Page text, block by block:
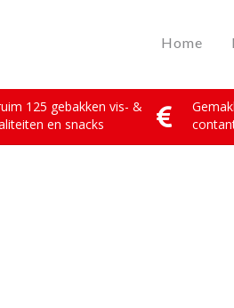
Home
125 gebakken vis- &
en snacks